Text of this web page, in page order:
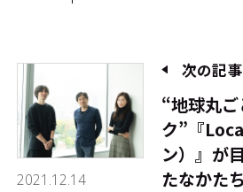
2021.12.14
次の記事
“地球丸
ク”『
ン）』が
たなかた